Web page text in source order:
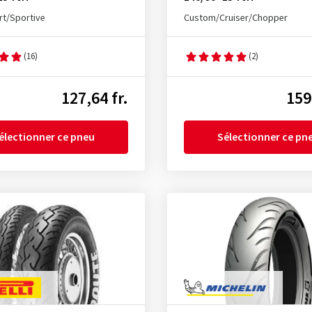
Sportive
(16)
127,64 fr.
ce pneu
Custom/Cruiser/Chopper
(2)
Sélectionner ce